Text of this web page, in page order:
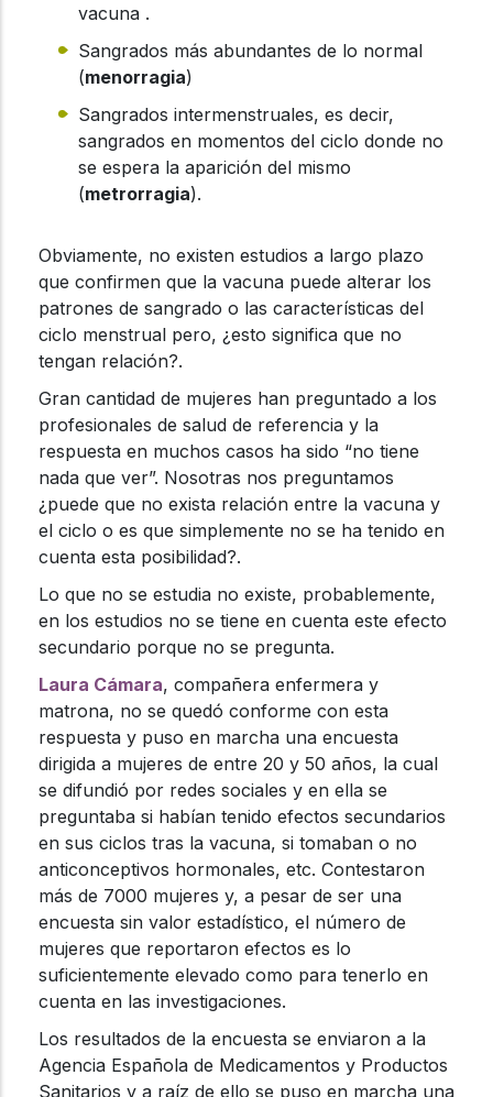
vacuna .
Sangrados más abundantes de lo normal
(menorragia)
Sangrados intermenstruales, es decir,
sangrados en momentos del ciclo donde no
se espera la aparición del mismo
(metrorragia).
Obviamente, no existen estudios a largo plazo
que confirmen que la vacuna puede alterar los
patrones de sangrado o las características del
ciclo menstrual pero, ¿esto significa que no
tengan relación?.
Gran cantidad de mujeres han preguntado a los
profesionales de salud de referencia y la
respuesta en muchos casos ha sido “no tiene
nada que ver”. Nosotras nos preguntamos
¿puede que no exista relación entre la vacuna y
el ciclo o es que simplemente no se ha tenido en
cuenta esta posibilidad?.
Lo que no se estudia no existe, probablemente,
en los estudios no se tiene en cuenta este efecto
secundario porque no se pregunta.
Laura Cámara, compañera enfermera y
matrona, no se quedó conforme con esta
respuesta y puso en marcha una encuesta
dirigida a mujeres de entre 20 y 50 años, la cual
se difundió por redes sociales y en ella se
preguntaba si habían tenido efectos secundarios
en sus ciclos tras la vacuna, si tomaban o no
anticonceptivos hormonales, etc. Contestaron
más de 7000 mujeres y, a pesar de ser una
encuesta sin valor estadístico, el número de
mujeres que reportaron efectos es lo
suficientemente elevado como para tenerlo en
cuenta en las investigaciones.
Los resultados de la encuesta se enviaron a la
Agencia Española de Medicamentos y Productos
Sanitarios y a raíz de ello se puso en marcha una